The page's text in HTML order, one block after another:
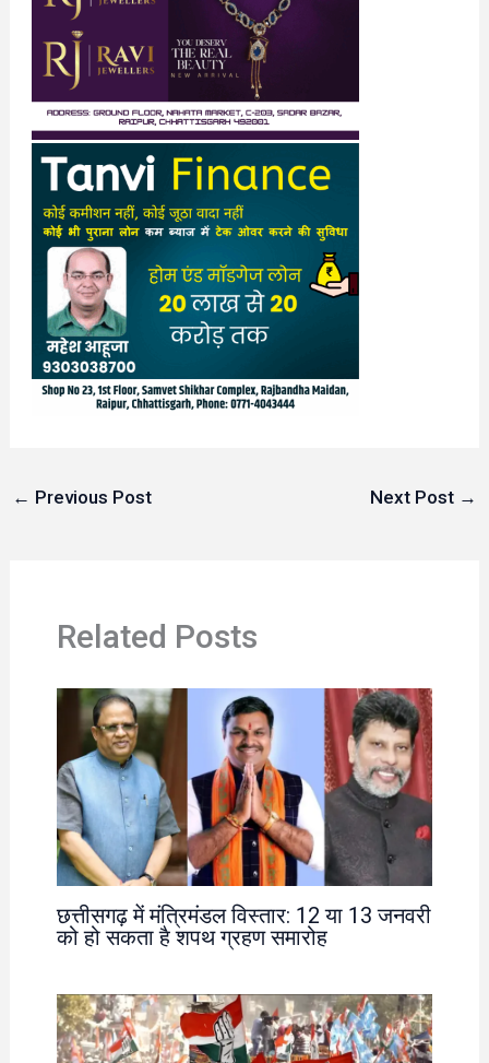
← Previous Post Next Post →
Related Posts
छत्तीसगढ़ में मंत्रिमंडल विस्तार: 12 या 13 जनवरी
को हो सकता है शपथ ग्रहण समारोह